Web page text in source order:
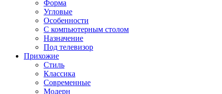
Форма
Угловые
Особенности
С компьютерным столом
Назначение
Под телевизор
Прихожие
Стиль
Классика
Современные
Модерн